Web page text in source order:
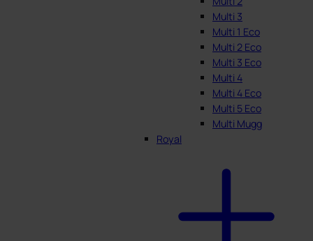
Multi 3
Multi 1 Eco
Multi 2 Eco
Multi 3 Eco
Multi 4
Multi 4 Eco
Multi 5 Eco
Multi Mugg
Royal